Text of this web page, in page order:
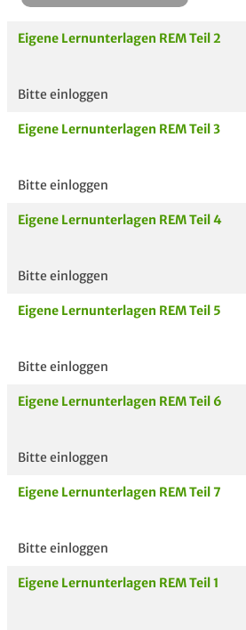
Unterlagen
Eigene Lernunterlagen REM Teil 2
Bitte einloggen
Eigene Lernunterlagen REM Teil 3
Bitte einloggen
Eigene Lernunterlagen REM Teil 4
Bitte einloggen
Eigene Lernunterlagen REM Teil 5
Bitte einloggen
Eigene Lernunterlagen REM Teil 6
Bitte einloggen
Eigene Lernunterlagen REM Teil 7
Bitte einloggen
Eigene Lernunterlagen REM Teil 1